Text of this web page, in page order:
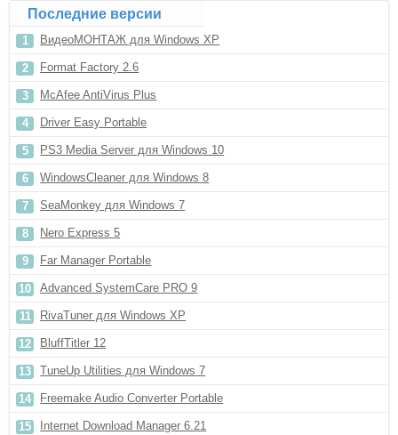
Последние версии
ВидеоМОНТАЖ для Windows XP
Format Factory 2.6
McAfee AntiVirus Plus
Driver Easy Portable
PS3 Media Server для Windows 10
WindowsCleaner для Windows 8
SeaMonkey для Windows 7
Nero Express 5
Far Manager Portable
Advanced SystemCare PRO 9
RivaTuner для Windows XP
BluffTitler 12
TuneUp Utilities для Windows 7
Freemake Audio Converter Portable
Internet Download Manager 6.21